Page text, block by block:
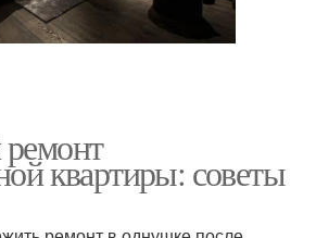
квартиры: советы